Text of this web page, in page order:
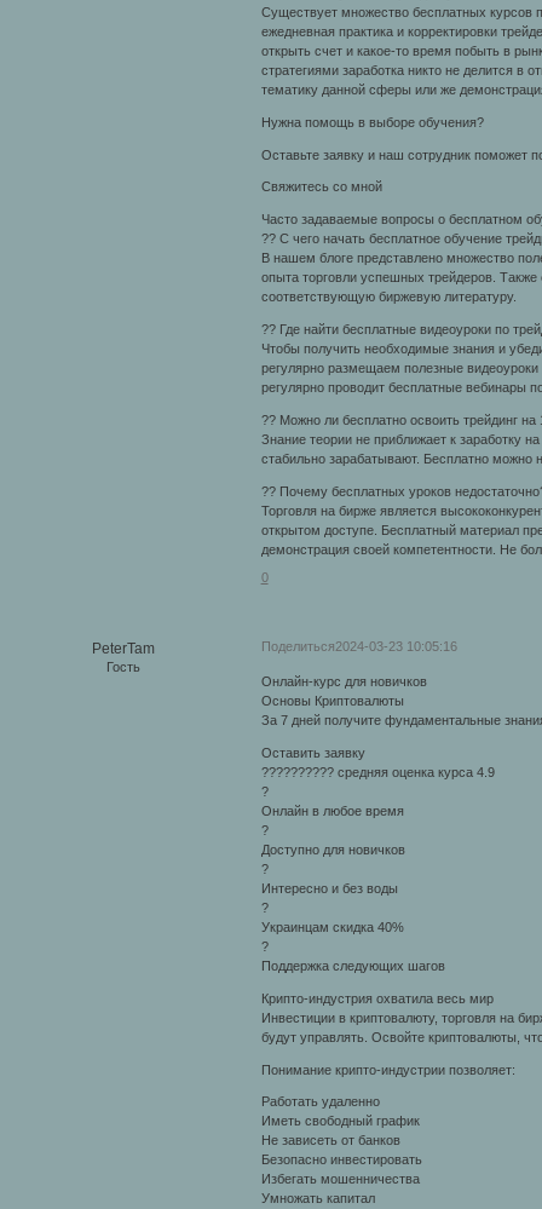
Существует множество бесплатных курсов
ежедневная практика и корректировки
открыть счет и какое-то время побыть в
стратегиями заработка никто не делится в
тематику данной сферы или же
Нужна помощь в выборе обучения?
Оставьте заявку и наш сотрудник поможет
Свяжитесь со мной
Часто задаваемые вопросы о бесплатном
?? С чего начать бесплатное обучение
В нашем блоге представлено множество
опыта торговли успешных трейдеров.
соответствующую биржевую литературу.
?? Где найти бесплатные видеоуроки по
Чтобы получить необходимые знания и
регулярно размещаем полезные видеоуроки
регулярно проводит бесплатные вебинары
?? Можно ли бесплатно освоить трейдинг на
Знание теории не приближает к заработку
стабильно зарабатывают. Бесплатно можно
?? Почему бесплатных уроков
Торговля на бирже является
открытом доступе. Бесплатный материал
демонстрация своей компетентности. Не
0
Поделиться2024-03-23 10:05:16
PeterTam
Гость
Онлайн-курс для новичков
Основы Криптовалюты
За 7 дней получите фундаментальные
Оставить заявку
?????????? средняя оценка курса 4.9
?
Онлайн в любое время
?
Доступно для новичков
?
Интересно и без воды
?
Украинцам скидка 40%
?
Поддержка следующих шагов
Крипто-индустрия охватила весь мир
Инвестиции в криптовалюту, торговля на
будут управлять. Освойте криптовалюты,
Понимание крипто-индустрии позволяет:
Работать удаленно
Иметь свободный график
Не зависеть от банков
Безопасно инвестировать
Избегать мошенничества
Умножать капитал